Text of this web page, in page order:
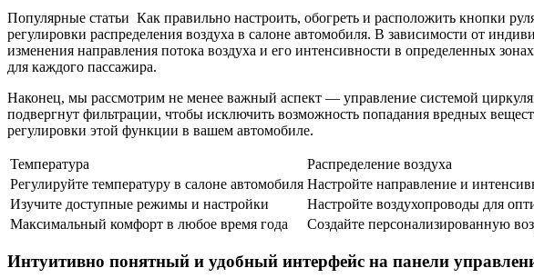
Популярные статьи Как правильно настроить, обогреть и расположить кнопки
регулировки распределения воздуха в салоне автомобиля. В зависимости от
изменения направления потока воздуха и его интенсивности в определенных
для каждого пассажира.
Наконец, мы рассмотрим не менее важный аспект — управление системой
подвергнут фильтрации, чтобы исключить возможность попадания вредных
регулировки этой функции в вашем автомобиле.
Температура Распределение воздуха
Регулируйте температуру в салоне автомобиля Настройте направление и
Изучите доступные режимы и настройки
Настройте воздухопроводы для
Максимальный комфорт в любое время года
Создайте персонализированную
Интуитивно понятный и удобный интерфейс на панели